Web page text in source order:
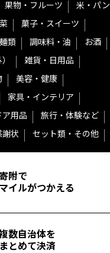
果物・フルーツ
米・パン
菓子・スイーツ
麺類 調味料・油
お酒
雑貨・日用品
美容・健康
家具・インテリア
ア用品
旅行・体験など
謝状
セット類・その他
附で
マイルがつかえる
数自治体を
まとめて決済